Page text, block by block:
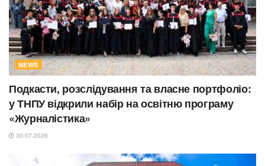
NEWS
Подкасти, розслідування та власне портфоліо:
у ТНПУ відкрили набір на освітню програму
«Журналістика»
30.07.2026